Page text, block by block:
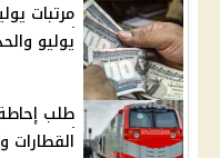
يوليو والحد
طلب
القطارات